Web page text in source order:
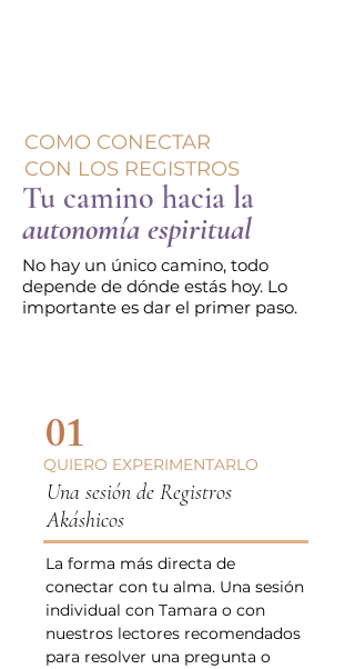
COMO CONECTAR
CON LOS REGISTROS
Tu camino hacia la
autonomía espiritual
No hay un único camino, todo
depende de dónde estás hoy. Lo
importante es dar el primer paso.
01
QUIERO EXPERIMENTARLO
Una sesión de Registros
Akáshicos
La forma más directa de
conectar con tu alma. Una sesión
individual con Tamara o con
nuestros lectores recomendados
para resolver una pregunta o